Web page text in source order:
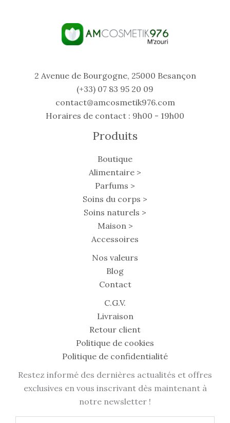
2 Avenue de Bourgogne, 25000 Besançon
(+33) 07 83 95 20 09
contact@amcosmetik976.com
Horaires de contact : 9h00 - 19h00
Produits
Boutique
Alimentaire >
Parfums >
Soins du corps >
Soins naturels >
Maison >
Accessoires
Nos valeurs
Blog
Contact
C.G.V.
Livraison
Retour client
Politique de cookies
Politique de confidentialité
Restez informé des dernières actualités et offres
exclusives en vous inscrivant dès maintenant à
notre newsletter !